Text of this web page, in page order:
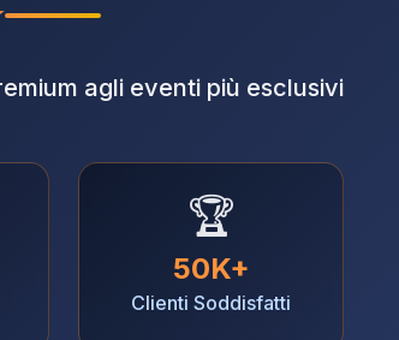
agli eventi più esclusivi
🏆
50K+
Clienti Soddisfatti